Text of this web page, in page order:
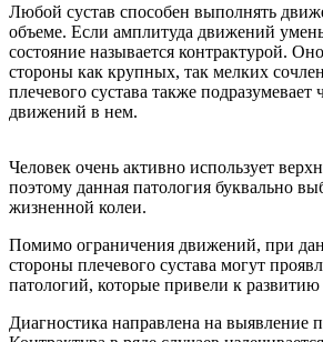
Любой сустав способен выполнять
объеме. Если амплитуда движений
состояние называется контрактурой.
стороны как крупных, так мелких
плечевого сустава также подразумевает
движений в нем.
Человек очень активно использует
поэтому данная патология буквально
жизненной колеи.
Помимо ограничения движений, при
стороны плечевого сустава могут
патологий, которые привели к
Диагностика направлена на выявление